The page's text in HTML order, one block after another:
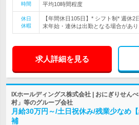
時間
平均10時間程度
休日
休暇
【年間休日105日】* シフト制* 週休
末年始・連休は出勤となる場合があり
求人詳細を見る
IXホールディングス株式会社 | おにぎりせん
村」等のグループ会社
月給30万円～/土日祝休み/残業少なめ
補